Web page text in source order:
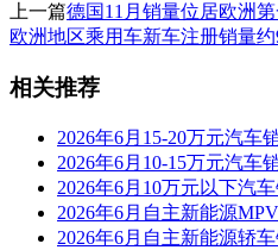
上一篇德国11月销量位居欧洲
欧洲地区乘用车新车注册销量
相关推荐
2026年6月15-20万元汽车
2026年6月10-15万元汽车
2026年6月10万元以下汽
2026年6月自主新能源
2026年6月自主新能源轿